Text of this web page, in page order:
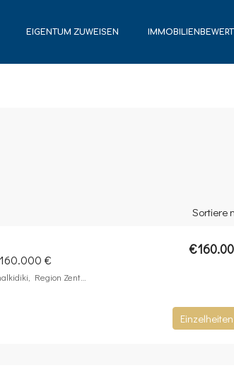
EIGENTUM ZUWEISEN
Sortiere
€
Einzelheiten